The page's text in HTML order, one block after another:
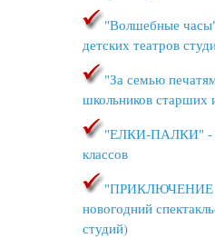
"Волшебные
детских театров
"За семью
школьников старших
"ЕЛКИ-ПАЛКИ" -
классов
новогодний
студий)